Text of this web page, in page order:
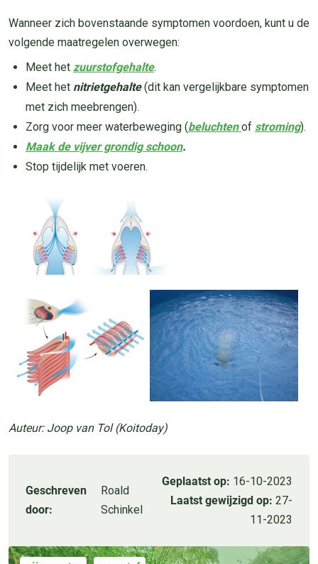
Wanneer zich bovenstaande symptomen voordoen, kunt u de
volgende maatregelen overwegen:
Meet het zuurstofgehalte.
Meet het nitrietgehalte (dit kan vergelijkbare symptomen
met zich meebrengen).
Zorg voor meer waterbeweging (beluchten of stroming).
Maak de vijver grondig schoon.
Stop tijdelijk met voeren.
Auteur: Joop van Tol (Koitoday)
Geschreven
door:
Roald
Schinkel
Geplaatst op: 16-10-2023
Laatst gewijzigd op: 27-
11-2023